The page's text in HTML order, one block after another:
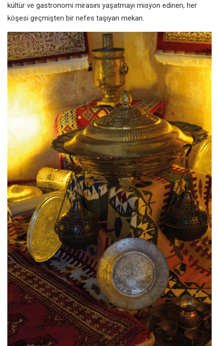
kültür ve gastronomi mirasını yaşatmayı misyon edinen, her
köşesi geçmişten bir nefes taşıyan mekan.